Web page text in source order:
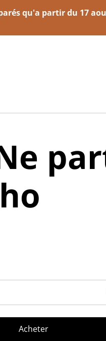
qu'a partir du 17
Acheter